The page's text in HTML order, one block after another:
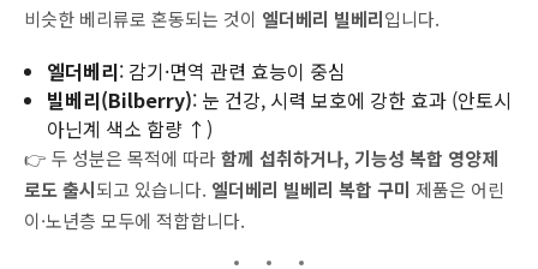
비슷한 베리류로 혼동되는 것이 엘더베리 빌베리입니다.
엘더베리: 감기·면역 관련 효능이 중심
빌베리(Bilberry): 눈 건강, 시력 보호에 강한 효과 (안토시
아닌계 색소 함량 ↑)
👉 두 성분은 목적에 따라함께 섭취하거나, 기능성 복합 영양제
로도 출시되고 있습니다. 엘더베리 빌베리 복합 구미 제품은 어린
이·노년층 모두에 적합합니다.